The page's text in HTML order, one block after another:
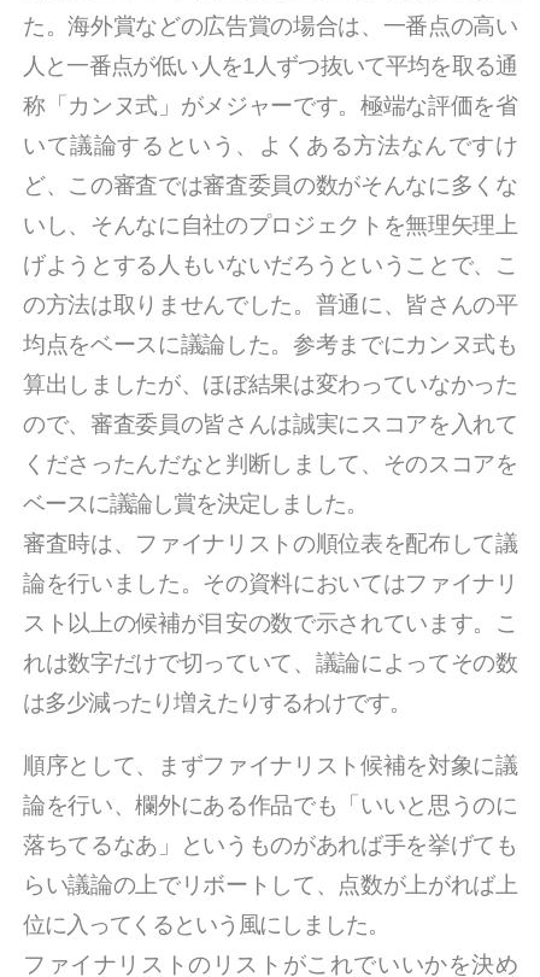
た。海外賞などの広告賞の場合は、一番点の高い
人と一番点が低い人を1人ずつ抜いて平均を取る通
称「カンヌ式」がメジャーです。極端な評価を省
いて議論するという、よくある方法なんですけ
ど、この審査では審査委員の数がそんなに多くな
いし、そんなに自社のプロジェクトを無理矢理上
げようとする人もいないだろうということで、こ
の方法は取りませんでした。普通に、皆さんの平
均点をベースに議論した。参考までにカンヌ式も
算出しましたが、ほぼ結果は変わっていなかった
ので、審査委員の皆さんは誠実にスコアを入れて
くださったんだなと判断しまして、そのスコアを
ベースに議論し賞を決定しました。
審査時は、ファイナリストの順位表を配布して議
論を行いました。その資料においてはファイナリ
スト以上の候補が目安の数で示されています。こ
れは数字だけで切っていて、議論によってその数
は多少減ったり増えたりするわけです。
順序として、まずファイナリスト候補を対象に議
論を行い、欄外にある作品でも「いいと思うのに
落ちてるなあ」というものがあれば手を挙げても
らい議論の上でリボートして、点数が上がれば上
位に入ってくるという風にしました。
ファイナリストのリストがこれでいいかを決め